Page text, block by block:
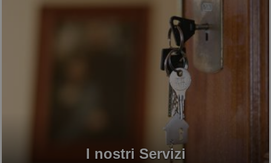
I nostri Servizi